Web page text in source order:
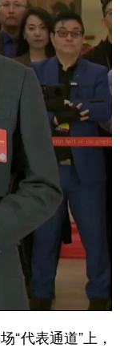
数字经济
溯源中国
会展
悦读
上市公司
山西
江西
代表通道”上，